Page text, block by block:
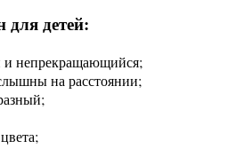
для детей:
и непрекращающийся;
на расстоянии;